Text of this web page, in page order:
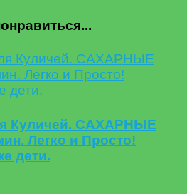
Куличей. САХАРНЫЕ
Легко и Просто!
дети.